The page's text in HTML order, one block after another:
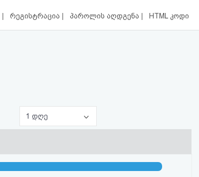
| რეგისტრაცია | პაროლის აღდგენა | HTML კოდი
1 დღე